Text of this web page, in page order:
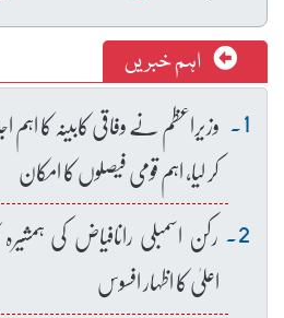
اہم خبریں
وزیراعظم نے وفاقی کابینہ کا
کر لیا، اہم قومی فیصلوں کا امکان
رکن اسمبلی رانافیاض کی
اعلیٰ کا اظہار افسوس